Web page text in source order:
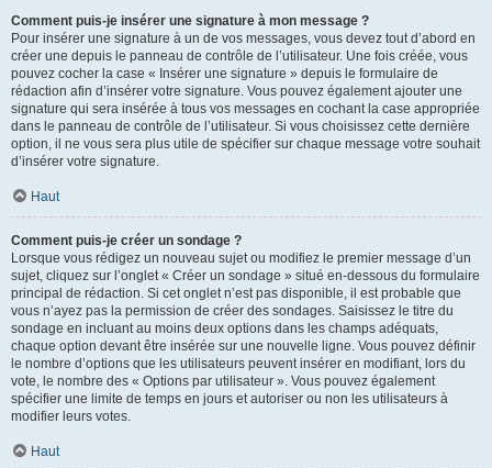
Comment puis-je insérer une signature à mon message ?
Pour insérer une signature à un de vos messages, vous devez tout d’abord en
créer une depuis le panneau de contrôle de l’utilisateur. Une fois créée, vous
pouvez cocher la case « Insérer une signature » depuis le formulaire de
rédaction afin d’insérer votre signature. Vous pouvez également ajouter une
signature qui sera insérée à tous vos messages en cochant la case appropriée
dans le panneau de contrôle de l’utilisateur. Si vous choisissez cette dernière
option, il ne vous sera plus utile de spécifier sur chaque message votre souhait
d’insérer votre signature.
Haut
Comment puis-je créer un sondage ?
Lorsque vous rédigez un nouveau sujet ou modifiez le premier message d’un
sujet, cliquez sur l’onglet « Créer un sondage » situé en-dessous du formulaire
principal de rédaction. Si cet onglet n’est pas disponible, il est probable que
vous n’ayez pas la permission de créer des sondages. Saisissez le titre du
sondage en incluant au moins deux options dans les champs adéquats,
chaque option devant être insérée sur une nouvelle ligne. Vous pouvez définir
le nombre d’options que les utilisateurs peuvent insérer en modifiant, lors du
vote, le nombre des « Options par utilisateur ». Vous pouvez également
spécifier une limite de temps en jours et autoriser ou non les utilisateurs à
modifier leurs votes.
Haut